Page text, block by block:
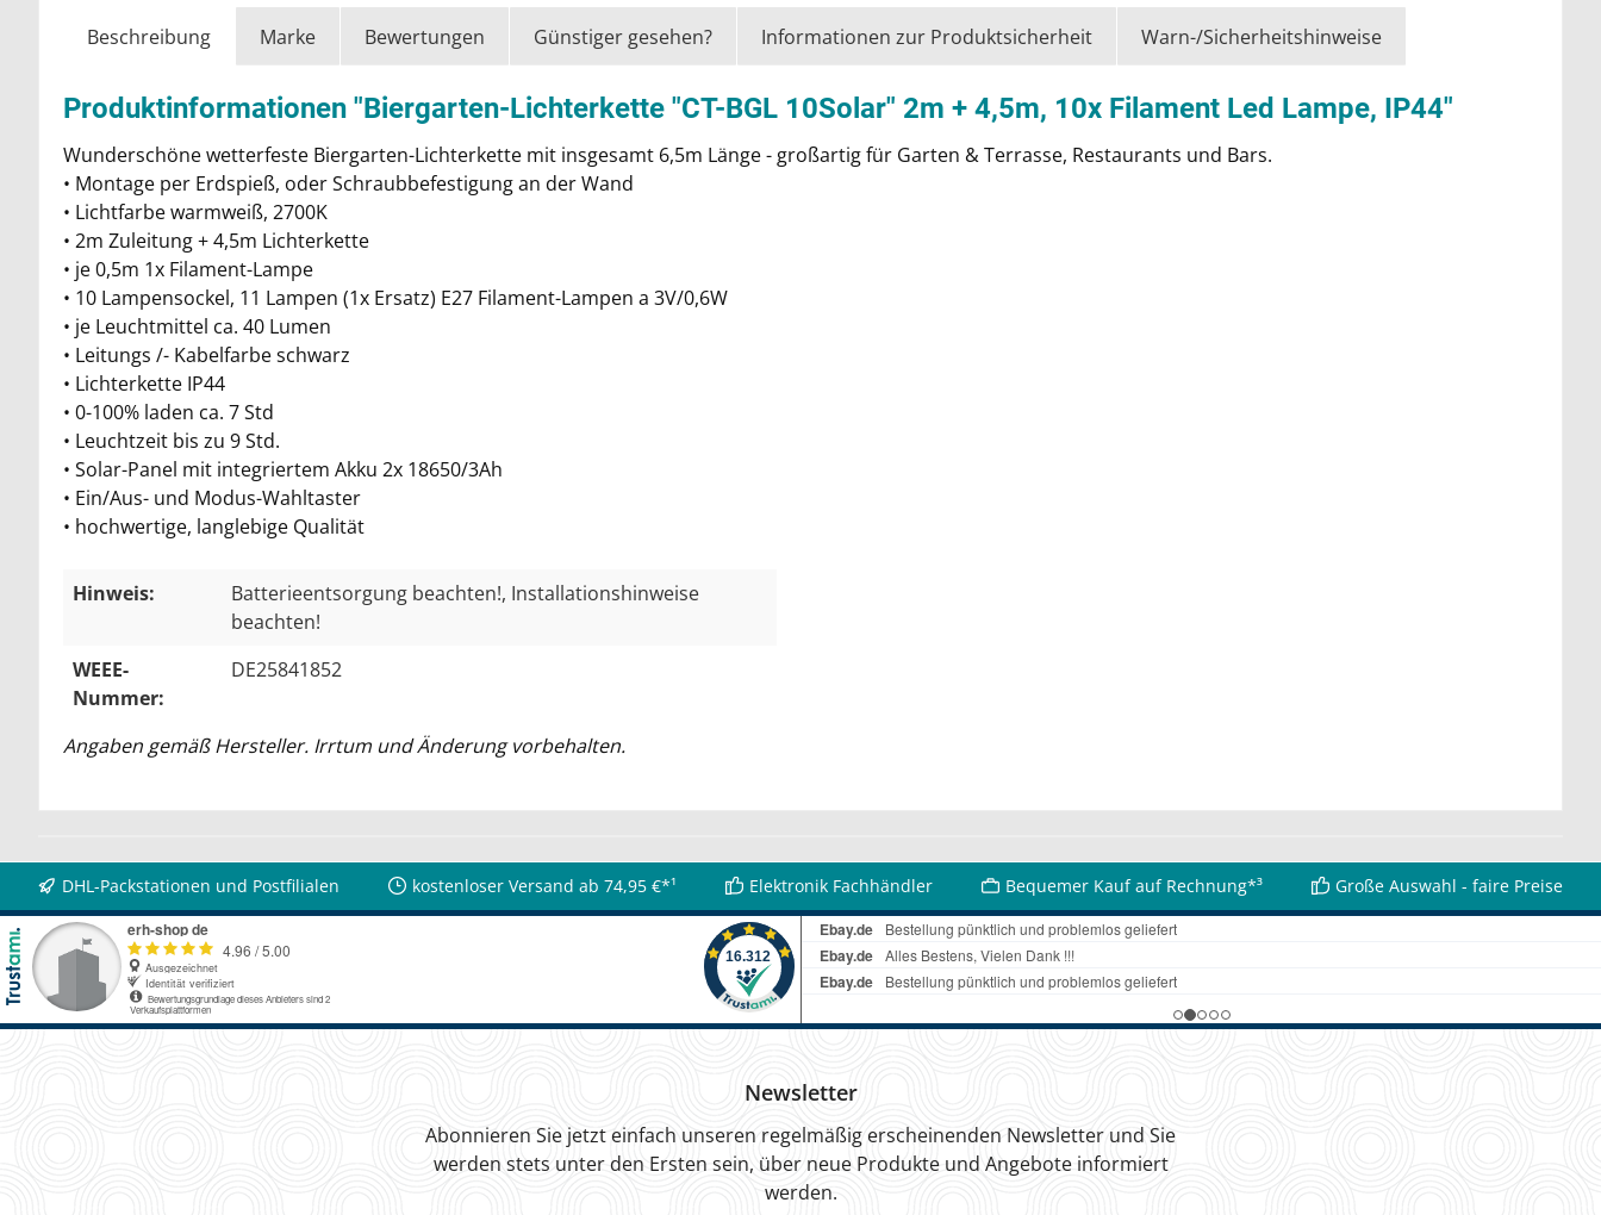
Beschreibung Marke Bewertungen Günstiger gesehen? Informationen zur Produktsicherheit Warn-/Sicherheitshinweise
Produktinformationen "Biergarten-Lichterkette "CT-BGL 10Solar" 2m + 4,5m, 10x Filament Led Lampe, IP44"
Wunderschöne wetterfeste Biergarten-Lichterkette mit insgesamt 6,5m Länge - großartig für Garten & Terrasse, Restaurants und Bars.
• Montage per Erdspieß, oder Schraubbefestigung an der Wand
• Lichtfarbe warmweiß, 2700K
• 2m Zuleitung + 4,5m Lichterkette
• je 0,5m 1x Filament-Lampe
• 10 Lampensockel, 11 Lampen (1x Ersatz) E27 Filament-Lampen a 3V/0,6W
• je Leuchtmittel ca. 40 Lumen
• Leitungs /- Kabelfarbe schwarz
• Lichterkette IP44
• 0-100% laden ca. 7 Std
• Leuchtzeit bis zu 9 Std.
• Solar-Panel mit integriertem Akku 2x 18650/3Ah
• Ein/Aus- und Modus-Wahltaster
• hochwertige, langlebige Qualität
Hinweis: Batterieentsorgung beachten!, Installationshinweise
beachten!
WEEE-
Nummer:
DE25841852
Angaben gemäß Hersteller. Irrtum und Änderung vorbehalten.
DHL-Packstationen und Postfilialen kostenloser Versand ab 74,95 €*¹ Elektronik Fachhändler Bequemer Kauf auf Rechnung*³ Große Auswahl - faire Preise
Newsletter
Abonnieren Sie jetzt einfach unseren regelmäßig erscheinenden Newsletter und Sie
werden stets unter den Ersten sein, über neue Produkte und Angebote informiert
werden.